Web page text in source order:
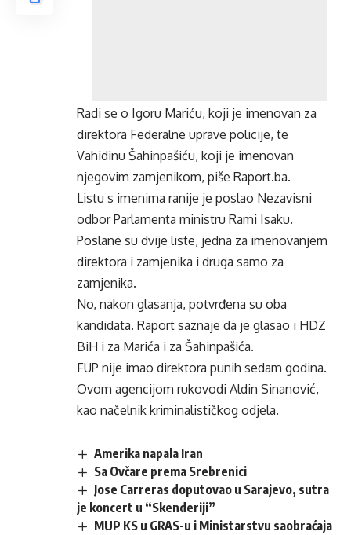
Radi se o Igoru Mariću, koji je imenovan za
direktora Federalne uprave policije, te
Vahidinu Šahinpašiću, koji je imenovan
njegovim zamjenikom, piše Raport.ba.
Listu s imenima ranije je poslao Nezavisni
odbor Parlamenta ministru Rami Isaku.
Poslane su dvije liste, jedna za imenovanjem
direktora i zamjenika i druga samo za
zamjenika.
No, nakon glasanja, potvrđena su oba
kandidata. Raport saznaje da je glasao i HDZ
BiH i za Marića i za Šahinpašića.
FUP nije imao direktora punih sedam godina.
Ovom agencijom rukovodi Aldin Sinanović,
kao načelnik kriminalističkog odjela.
Amerika napala Iran
Sa Ovčare prema Srebrenici
Jose Carreras doputovao u Sarajevo, sutra
je koncert u “Skenderiji”
MUP KS u GRAS-u i Ministarstvu saobraćaja